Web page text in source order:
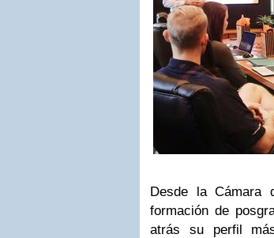
Desde la Cámara
formación de
atrás su perfil